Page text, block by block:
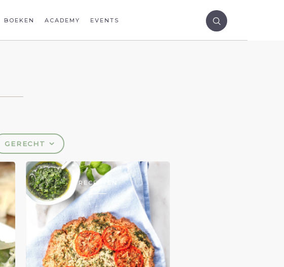
BOEKEN ACADEMY EVENTS
GERECHT
RECEPTEN